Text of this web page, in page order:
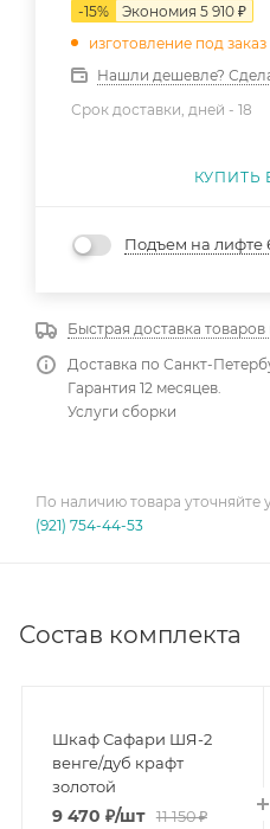
-15% Экономия 5 910 ₽
изготовление под заказ
Нашли дешевле?
Срок доставки, дней - 18
КУПИТЬ
Подъем на лифте
Быстрая доставка товаров
Доставка по Санкт-
Гарантия 12 месяцев.
Услуги сборки
По наличию товара уточняйте
(921) 754-44-53
Состав комплекта
Шкаф Сафари ШЯ-2
венге/дуб крафт
золотой
9 470 ₽/шт 11 150₽